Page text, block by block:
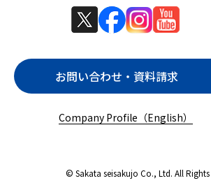
お問い合わせ・資料請求
Company Profile（English）
© Sakata seisakujo Co., Ltd. All Rights